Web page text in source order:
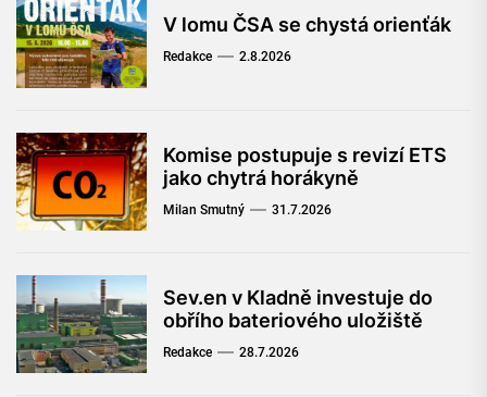
V lomu ČSA se chystá orienťák
Redakce 2.8.2026
Komise postupuje s revizí ETS
jako chytrá horákyně
Milan Smutný 31.7.2026
Sev.en v Kladně investuje do
obřího bateriového uložiště
Redakce 28.7.2026